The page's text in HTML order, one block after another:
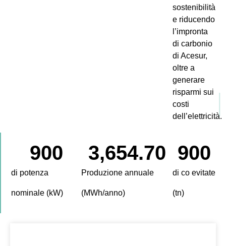
sostenibilità
e riducendo
l’impronta
di carbonio
di Acesur,
oltre a
generare
risparmi sui
costi
dell’elettricità.
di potenza
nominale (kW)
900
Produzione annuale
(MWh/anno)
3,654.70
di co evitate
(tn)
900